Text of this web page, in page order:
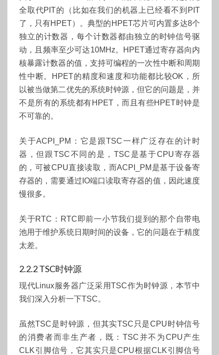
全取代PIT的（比如在我们的机器上已经看不到PIT
了，只有HPET）。典型的HPET芯片可内置多达8个
独立的计数器，每个计数器都由独立的时钟信号驱
动，且频率至少可达10MHz。HPET通过寄存器向内
核暴露计数器的值，支持可编程的一次性中断和周期
性中断。HPET的精度和速度和功能都比较OK，所
以被当做第二优先的系统时钟源，但它的问题是，并
不是所有的系统都有HPET，而且有些HPET时钟是
不可靠的。
关于ACPI_PM：它是跟TSC一样广泛存在的计时
器，但跟TSC不同的是，TSC是基于CPU寄存器
的，可被CPU直接读取，而ACPI_PM是基于设备寄
存器的，需要通过IO端口读取寄存器的值，因此速度
慢很多。
关于RTC：RTC即前一小节我们提到的那个自带电
池用于维护系统日期时间的设备，它的问题在于精度
太差。
2.2.2 TSC时钟源
现代Linux服务器广泛采用TSC作为时钟源，本节中
我们深入分析一下TSC。
虽然TSC是时钟源，但其实TSC只是CPU时钟信号
的消费者而非生产者，既：TSC并不为CPU产生
CLK引脚信号，它其实只是CPU根据CLK引脚信号